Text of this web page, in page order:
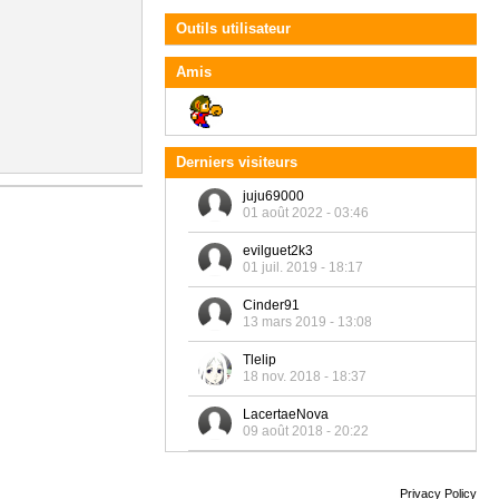
Outils utilisateur
Amis
Derniers visiteurs
juju69000
01 août 2022 - 03:46
evilguet2k3
01 juil. 2019 - 18:17
Cinder91
13 mars 2019 - 13:08
Tlelip
18 nov. 2018 - 18:37
LacertaeNova
09 août 2018 - 20:22
Privacy Policy